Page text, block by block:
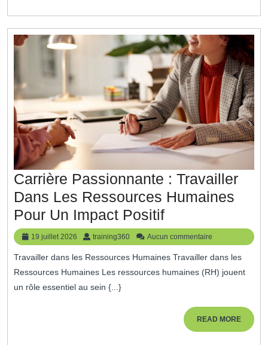
Carrière Passionnante : Travailler
Dans Les Ressources Humaines
Pour Un Impact PositifCarrière
Passionnante
:
Travailler
Ressources
19 juillet 2026
19
juillet
2026
training360 training360
Aucun commentaire
Travailler dans les Ressources Humaines Travailler dans les
Ressources Humaines Les ressources humaines (RH) jouent
un rôle essentiel au sein {...}
READ MOREREAD
MORE